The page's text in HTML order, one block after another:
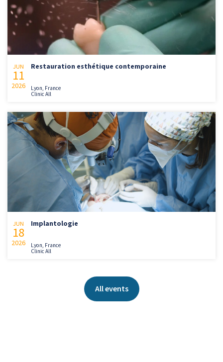
JUN
11
2026
Restauration esthétique contemporaine
Lyon, France
Clinic All
JUN
18
2026
Implantologie
Lyon, France
Clinic All
All events